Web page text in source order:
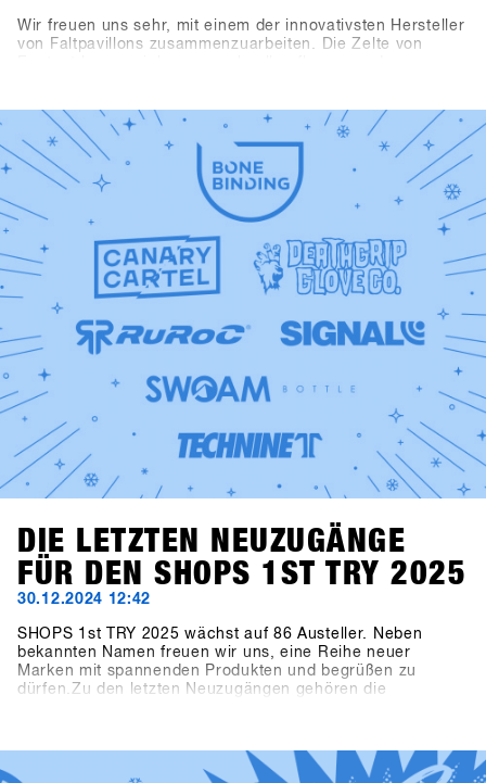
Wir freuen uns sehr, mit einem der innovativsten Hersteller
von Faltpavillons zusammenzuarbeiten. Die Zelte von
der Eingangsbereich zur Indoorarea präsentieren sich im
neuen SHOPS 1st TRY Design.Schau dir unsere neuen
Zelte am SHOPS 1st TRY genauer an!Check out Ecotent
https://www.ecotent-faltpavillons.de
DIE LETZTEN NEUZUGÄNGE
FÜR DEN SHOPS 1ST TRY 2025
30.12.2024 12:42
SHOPS 1st TRY 2025 wächst auf 86 Austeller. Neben
bekannten Namen freuen wir uns, eine Reihe neuer
Marken mit spannenden Produkten und begrüßen zu
dürfen.Zu den letzten Neuzugängen gehören die
ruroc und Handschuhe von Deathgrip ergänzen das